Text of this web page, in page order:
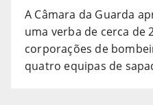
A Câmara da Guarda
uma verba de cerca de
corporações de
quatro equipas de